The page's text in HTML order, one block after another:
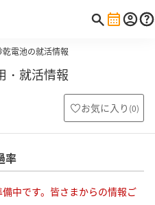
電池の就活情報
・就活情報
お気に入り (0)
率
中です。皆さまからの情報ご